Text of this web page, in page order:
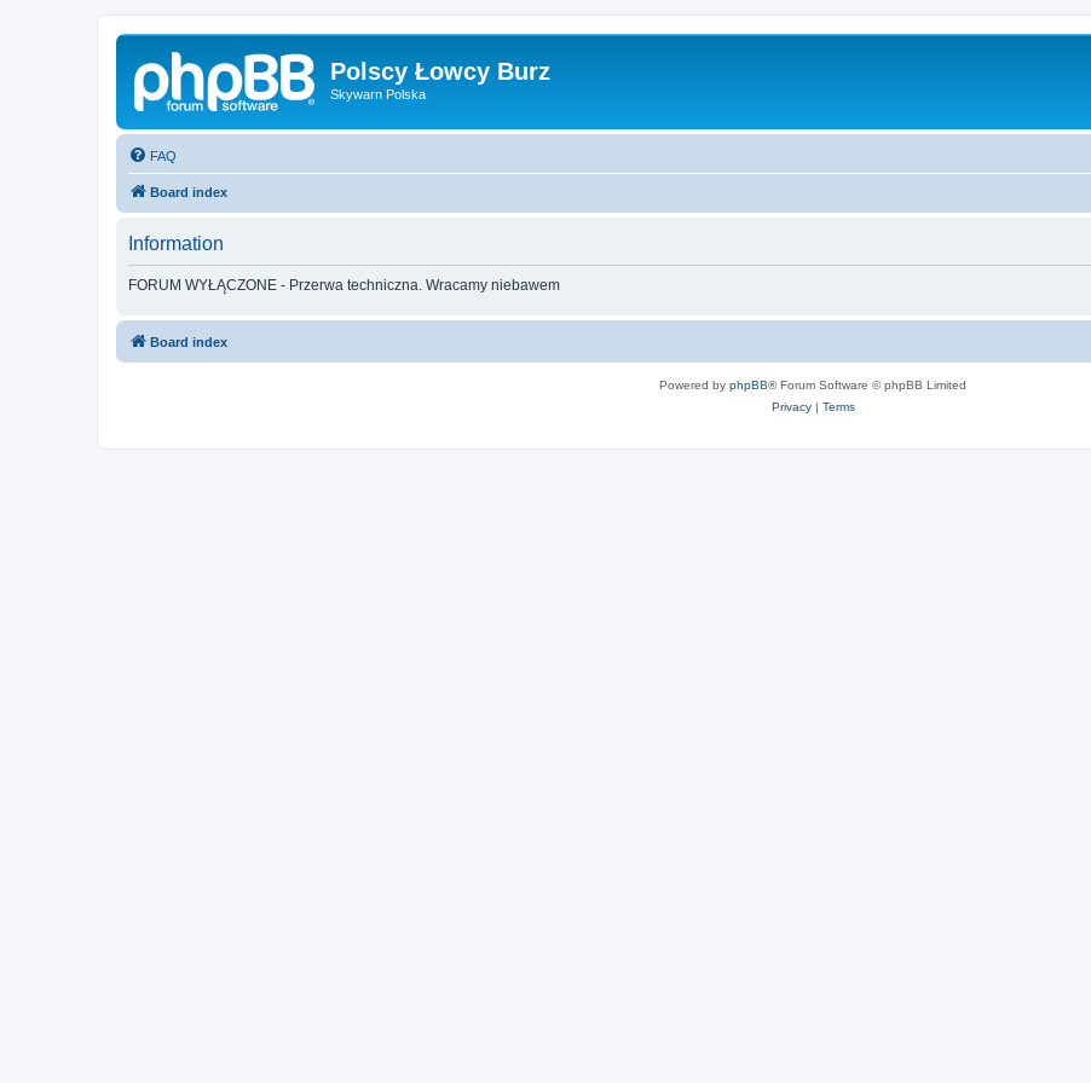
Polscy Łowcy Burz
Skywarn Polska
FAQ
Board index
Information
FORUM WYŁĄCZONE - Przerwa techniczna. Wracamy niebawem
Board index
Powered by phpBB® Forum Software © phpBB Limited
Privacy| Terms